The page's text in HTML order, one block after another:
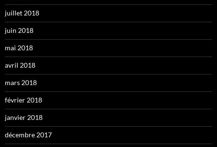
juillet 2018
juin 2018
mai 2018
avril 2018
mars 2018
février 2018
janvier 2018
décembre 2017